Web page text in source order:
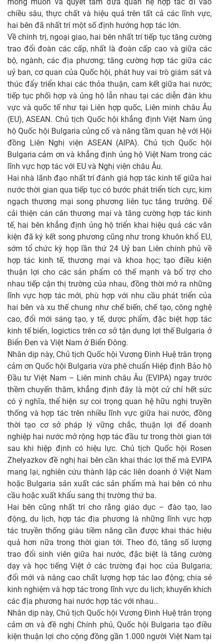
mong muốn và quyết tâm đưa quan hệ hợp tác đi vào
chiều sâu, thực chất và hiệu quả trên tất cả các lĩnh vực,
hai bên đã nhất trí một số định hướng hợp tác lớn.
Về chính trị, ngoại giao, hai bên nhất trí tiếp tục tăng cường
trao đổi đoàn các cấp, nhất là đoàn cấp cao và giữa các
bộ, ngành, các địa phương; tăng cường hợp tác giữa các
uỷ ban, cơ quan của Quốc hội, phát huy vai trò giám sát và
thúc đẩy triển khai các thỏa thuận, cam kết giữa hai nước;
tiếp tục phối hợp và ủng hộ lẫn nhau tại các diễn đàn khu
vực và quốc tế như tại Liên hợp quốc, Liên minh châu Âu
(EU), ASEAN. Chủ tịch Quốc hội khẳng định Việt Nam ủng
hộ Quốc hội Bulgaria củng cố và nâng tầm quan hệ với Hội
đồng Liên Nghị viện ASEAN (AIPA). Chủ tịch Quốc hội
Bulgaria cảm ơn và khẳng định ủng hộ Việt Nam trong các
lĩnh vực hợp tác với EU và Nghị viện châu Âu.
Hai nhà lãnh đạo nhất trí đánh giá hợp tác kinh tế giữa hai
nước thời gian qua tiếp tục có bước phát triển tích cực, kim
ngạch thương mại song phương liên tục tăng trưởng. Để
cải thiện cán cân thương mại và tăng cường hợp tác kinh
tế, hai bên khẳng định ủng hộ triển khai hiệu quả các văn
kiện đã ký kết song phương cũng như trong khuôn khổ EU,
sớm tổ chức kỳ họp lần thứ 24 Uỷ ban Liên chính phủ về
hợp tác kinh tế, thương mại và khoa học; tạo điều kiện
thuận lợi cho các sản phẩm có thế mạnh và bổ trợ cho
nhau tiếp cận thị trường của nhau, đồng thời mở ra những
lĩnh vực hợp tác mới, phù hợp với nhu cầu phát triển của
hai bên và xu thế chung như chế biến, chế tạo, công nghệ
cao, đổi mới sáng tạo, y tế, dược phẩm, đặc biệt hợp tác
kinh tế biển, logictics trên cơ sở tận dụng lợi thế Bulgaria ở
Biển Đen và Việt Nam ở Biển Đông.
Nhân dịp này, Chủ tịch Quốc hội Vương Đình Huệ trân trọng
cảm ơn Quốc hội Bulgaria vừa phê chuẩn Hiệp định Bảo hộ
Đầu tư Việt Nam – Liên minh châu Âu (EVIPA) ngay trước
thềm chuyến thăm, khẳng định đây là một cử chỉ hết sức
có ý nghĩa, thể hiện sự coi trọng quan hệ hữu nghị truyền
thống và hợp tác trên nhiều lĩnh vực giữa hai nước, đồng
thời tạo cơ sở pháp lý vững chắc, thuận lợi để doanh
nghiệp hai nước mở rộng hợp tác đầu tư trong thời gian tới
sau khi hiệp định có hiệu lực. Chủ tịch Quốc hội Rosen
Zhelyazkov đề nghị hai bên cần khai thác lợi thế mà EVIPA
mang lại, nghiên cứu thành lập các liên doanh ở Việt Nam
hoặc Bulgaria sản xuất các sản phẩm mà hai bên có nhu
cầu hoặc xuất khẩu sang thị trường thứ ba.
Hai bên cũng nhất trí cho rằng giáo dục – đào tạo, lao
động, du lịch, hợp tác địa phương là những lĩnh vực hợp
tác truyền thống giàu tiềm năng cần được khai thác hiệu
quả hơn nữa trong thời gian tới. Theo đó, tăng số lượng
trao đổi sinh viên giữa hai nước, đặc biệt là tăng cường
dạy và học tiếng Việt ở các trường đại học của Bulgaria;
đổi mới và nâng cao chất lượng hợp tác lao động; chia sẻ
kinh nghiệm và hợp tác trong lĩnh vực du lịch; khuyến khích
các địa phương hai nước hợp tác với nhau…
Nhân dịp này, Chủ tịch Quốc hội Vương Đình Huệ trân trọng
cảm ơn và đề nghị Chính phủ, Quốc hội Bulgaria tạo điều
kiện thuận lợi cho cộng đồng gần 1.000 người Việt Nam tại